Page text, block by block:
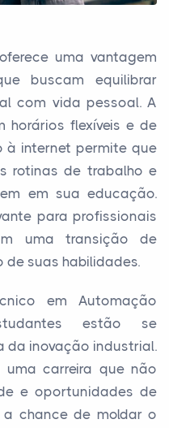
uma vantagem
buscam equilibrar
com vida pessoal. A
horários flexíveis e de
à internet permite que
rotinas de trabalho e
em sua educação.
para profissionais
uma transição de
suas habilidades.
em Automação
estão se
da inovação industrial.
uma carreira que não
e oportunidades de
chance de moldar o